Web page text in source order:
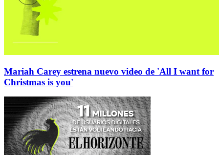
Mariah Carey estrena nuevo video de 'All I want for
Christmas is you'